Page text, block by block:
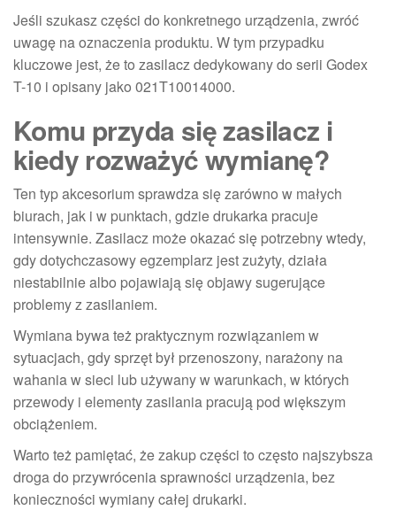
Jeśli szukasz części do konkretnego urządzenia, zwróć
uwagę na oznaczenia produktu. W tym przypadku
kluczowe jest, że to zasilacz dedykowany do serii Godex
T-10 i opisany jako 021T10014000.
Komu przyda się zasilacz i
kiedy rozważyć wymianę?
Ten typ akcesorium sprawdza się zarówno w małych
biurach, jak i w punktach, gdzie drukarka pracuje
intensywnie. Zasilacz może okazać się potrzebny wtedy,
gdy dotychczasowy egzemplarz jest zużyty, działa
niestabilnie albo pojawiają się objawy sugerujące
problemy z zasilaniem.
Wymiana bywa też praktycznym rozwiązaniem w
sytuacjach, gdy sprzęt był przenoszony, narażony na
wahania w sieci lub używany w warunkach, w których
przewody i elementy zasilania pracują pod większym
obciążeniem.
Warto też pamiętać, że zakup części to często najszybsza
droga do przywrócenia sprawności urządzenia, bez
konieczności wymiany całej drukarki.